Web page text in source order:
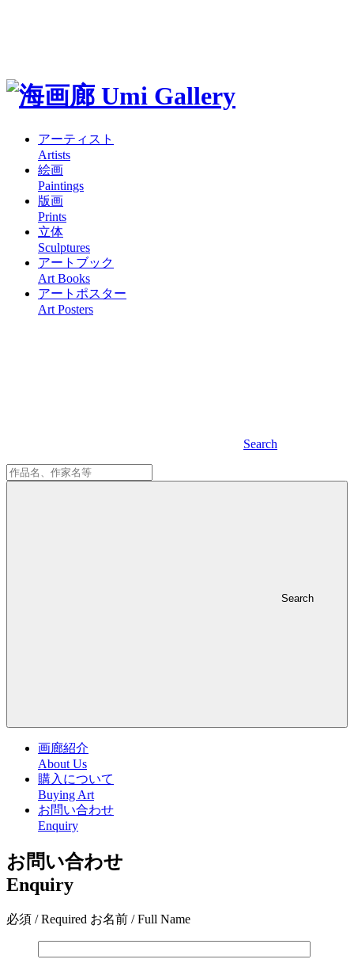
アーティスト
Artists
絵画
Paintings
版画
Prints
立体
Sculptures
アートブック
Art Books
アートポスター
Art Posters
Search
Search
画廊紹介
About Us
購入について
Buying Art
お問い合わせ
Enquiry
お問い合わせ
Enquiry
必須 / Required お名前 / Full Name